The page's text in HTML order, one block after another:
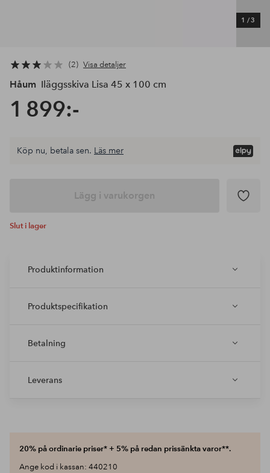
1 /3
2 Visa detaljer
Håum Iläggsskiva Lisa 45 x 100 cm
1 899:-
Köp nu, betala sen. Läs mer
Lägg i varukorgen
Slut i lager
Produktinformation
Produktspecifikation
Betalning
Leverans
20% på ordinarie priser* + 5% på redan prissänkta varor**.
Ange kod i kassan: 440210